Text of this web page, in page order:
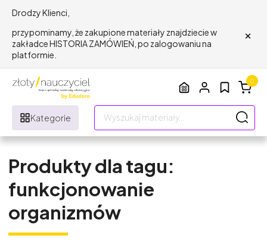
Drodzy Klienci,
przypominamy, że zakupione materiały znajdziecie w
zakładce HISTORIA ZAMÓWIEŃ, po zalogowaniu na
platformie.
×
Kategorie
0
Produkty dla tagu:
funkcjonowanie
organizmów